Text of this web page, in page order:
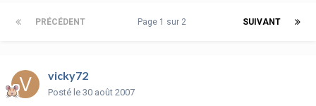
PRÉCÉDENT SUIVANT
Page 1 sur 2
vicky72
Posté le 30 août 2007